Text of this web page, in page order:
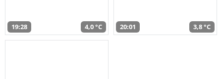
19:28 4,0 °C 20:01 3,8 °C